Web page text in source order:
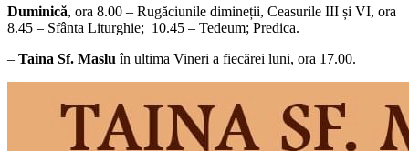
Duminică, ora 8.00 – Rugăciunile dimineții, Ceasurile III și VI, ora
8.45 – Sfânta Liturghie; 10.45 – Tedeum; Predica.
– Taina Sf. Maslu în ultima Vineri a fiecărei luni, ora 17.00.